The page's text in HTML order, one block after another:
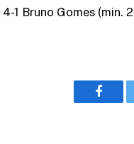
1 Bruno Gomes